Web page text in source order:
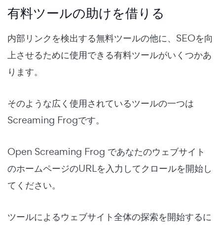
有料ツールの助けを借りる
内部リンクを検出する無料ツールの他に、SEOを向
上させるために使用できる有料ツールがいくつかあ
ります。
そのような広く使用されているツールの一つは
Screaming Frogです。
Open Screaming Frog であなたのウェブサイト
のホームページのURLを入力してクロールを開始し
てください。
ツールによるウェブサイト全体の探索を開始するに